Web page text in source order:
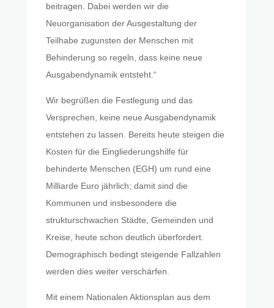
beitragen. Dabei werden wir die
Neuorganisation der Ausgestaltung der
Teilhabe zugunsten der Menschen mit
Behinderung so regeln, dass keine neue
Ausgabendynamik entsteht.“
Wir begrüßen die Festlegung und das
Versprechen, keine neue Ausgabendynamik
entstehen zu lassen. Bereits heute steigen die
Kosten für die Eingliederungshilfe für
behinderte Menschen (EGH) um rund eine
Milliarde Euro jährlich; damit sind die
Kommunen und insbesondere die
strukturschwachen Städte, Gemeinden und
Kreise, heute schon deutlich überfordert.
Demographisch bedingt steigende Fallzahlen
werden dies weiter verschärfen.
Mit einem Nationalen Aktionsplan aus dem